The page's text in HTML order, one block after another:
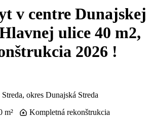
v centre Dunajskej
ulice 40 m2,
2026 !
okres Dunajská Streda
m² Kompletná rekonštrukcia